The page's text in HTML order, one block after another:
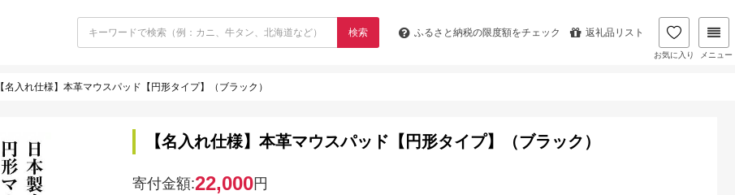
検索 ふるさと納税の限度額をチェック 返礼品リスト
お気に入り メニュー
【名入れ仕様】本革マウスパッド【円形タイプ】（ブラック）
【名入れ仕様】本革マウスパッド【円形タイプ】（ブラック）
寄付金額:22,000円